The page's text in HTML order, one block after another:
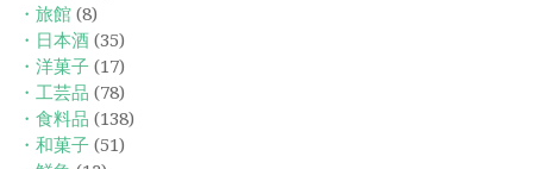
・旅館 (8)
・日本酒 (35)
・洋菓子 (17)
・工芸品 (78)
・食料品 (138)
・和菓子 (51)